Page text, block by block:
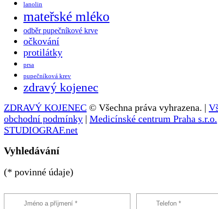
lanolin
mateřské mléko
odběr pupečníkové krve
očkování
protilátky
prsa
pupečníková krev
zdravý kojenec
ZDRAVÝ KOJENEC © Všechna práva vyhrazena. |
obchodní podmínky | Medicínské centrum Praha s.r.o.
STUDIOGRAF.net
Vyhledávání
(* povinné údaje)